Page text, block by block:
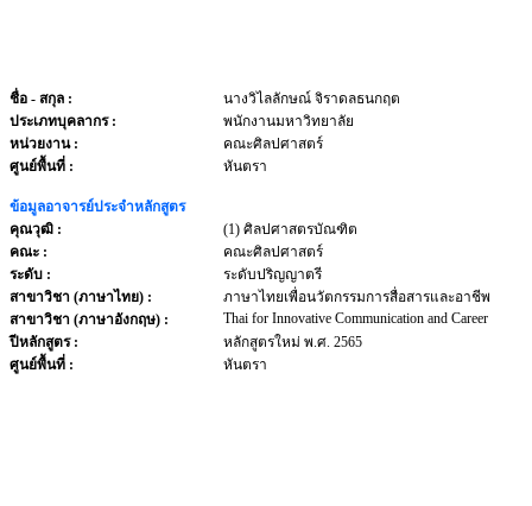
ชื่อ - สกุล :
นางวิไลลักษณ์ จิราดลธนกฤต
ประเภทบุคลากร :
พนักงานมหาวิทยาลัย
หน่วยงาน :
คณะศิลปศาสตร์
ศูนย์พื้นที่ :
หันตรา
ข้อมูลอาจารย์ประจำหลักสูตร
คุณวุฒิ :
(1) ศิลปศาสตรบัณฑิต
คณะ :
คณะศิลปศาสตร์
ระดับ :
ระดับปริญญาตรี
สาขาวิชา (ภาษาไทย) :
ภาษาไทยเพื่อนวัตกรรมการสื่อสารและอาชีพ
สาขาวิชา (ภาษาอังกฤษ) :
Thai for Innovative Communication and Career
ปีหลักสูตร :
หลักสูตรใหม่ พ.ศ. 2565
ศูนย์พื้นที่ :
หันตรา